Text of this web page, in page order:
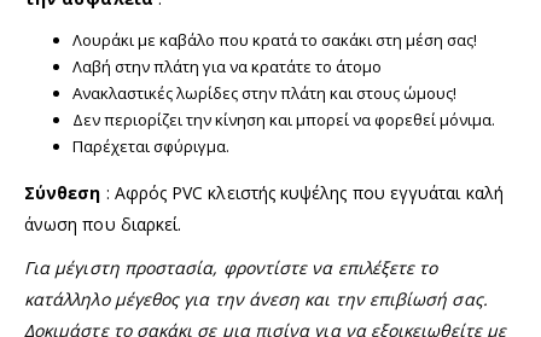
Λουράκι με καβάλο που κρατά το σακάκι στη μέση σας!
Λαβή στην πλάτη για να κρατάτε το άτομο
Ανακλαστικές λωρίδες στην πλάτη και στους ώμους!
Δεν περιορίζει την κίνηση και μπορεί να φορεθεί μόνιμα.
Παρέχεται σφύριγμα.
Σύνθεση : Αφρός PVC κλειστής κυψέλης που εγγυάται καλή
άνωση που διαρκεί.
Για μέγιστη προστασία, φροντίστε να επιλέξετε το
κατάλληλο μέγεθος για την άνεση και την επιβίωσή σας.
Δοκιμάστε το σακάκι σε μια πισίνα για να εξοικειωθείτε με